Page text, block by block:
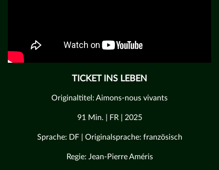
TICKET INS LEBEN
Originaltitel: Aimons-nous vivants
91 Min. | FR | 2025
Sprache: DF | Originalsprache: französisch
Regie: Jean-Pierre Améris